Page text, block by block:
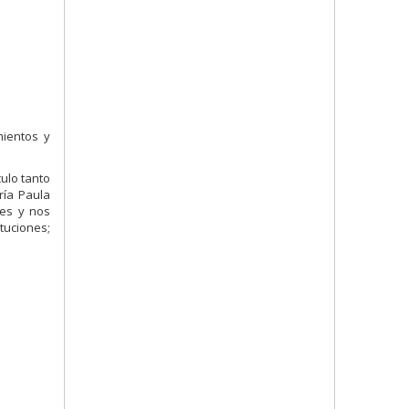
y
tanto
Paula
y nos